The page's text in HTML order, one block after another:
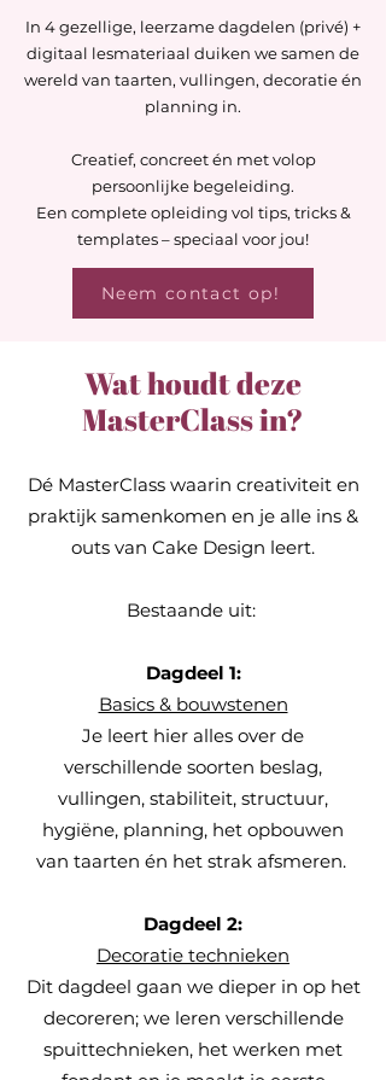
In 4 gezellige, leerzame dagdelen (privé) +
digitaal lesmateriaal duiken we samen de
wereld van taarten, vullingen, decoratie én
planning in.
Creatief, concreet én met volop
persoonlijke begeleiding.
Een complete opleiding vol tips, tricks &
templates – speciaal voor jou!
Neem contact op!
Wat houdt deze
MasterClass in?
Dé MasterClass waarin creativiteit en
praktijk samenkomen en je alle ins &
outs van Cake Design leert.
Bestaande uit:
Dagdeel 1:
Basics & bouwstenen
Je leert hier alles over de
verschillende soorten beslag,
vullingen, stabiliteit, structuur,
hygiëne, planning, het opbouwen
van taarten én het strak afsmeren.
Dagdeel 2:
Decoratie technieken
Dit dagdeel gaan we dieper in op het
decoreren; we leren verschillende
spuittechnieken, het werken met